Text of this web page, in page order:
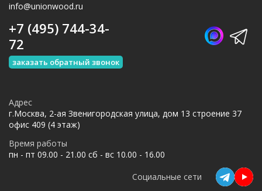
info@unionwood.ru
+7 (495) 744-34-
72
заказать обратный звонок
Адрес
г.Москва, 2-ая Звенигородская улица, дом 13 строение 37
офис 409 (4 этаж)
Время работы
пн - пт 09.00 - 21.00 сб - вс 10.00 - 16.00
Социальные сети